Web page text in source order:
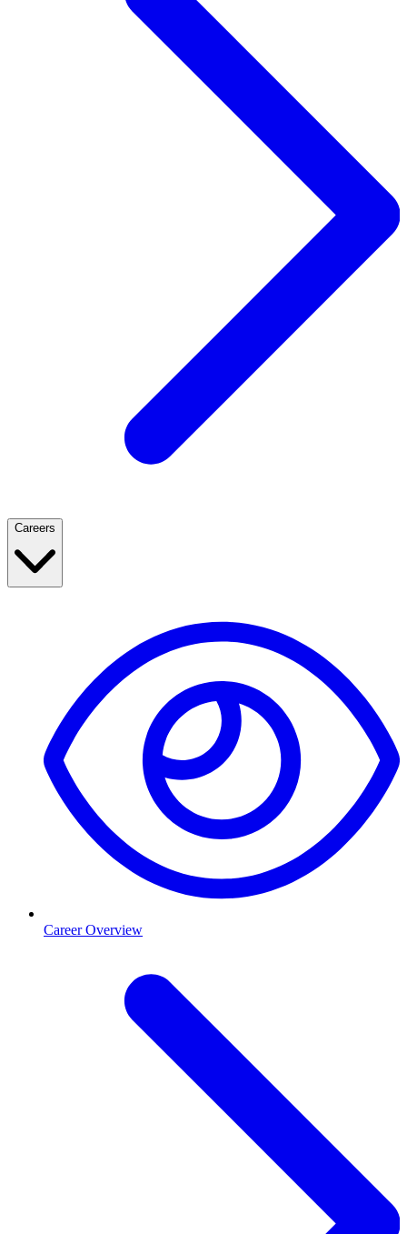
Careers
Career Overview